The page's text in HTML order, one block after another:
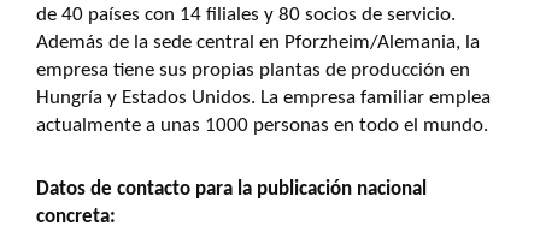
de 40 países con 14 filiales y 80 socios de servicio.
Además de la sede central en Pforzheim/Alemania, la
empresa tiene sus propias plantas de producción en
Hungría y Estados Unidos. La empresa familiar emplea
actualmente a unas 1000 personas en todo el mundo.
Datos de contacto para la publicación nacional
concreta: